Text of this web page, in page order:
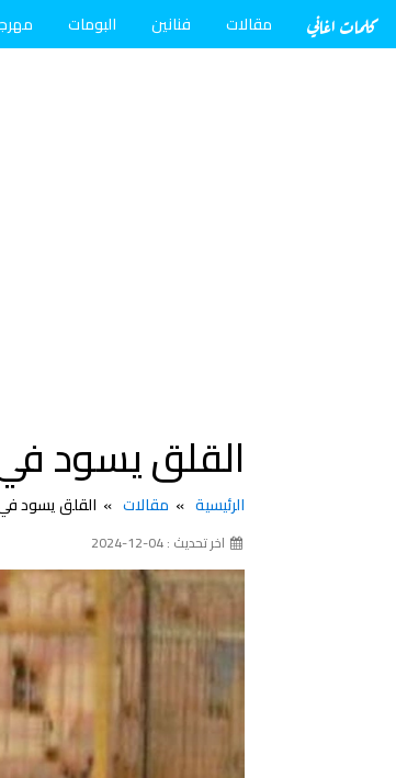
كلمات اغاني مقالات فنانين البومات
القلق يسود
الرئيسية مقالات القلق يسود
اخر تحديث : 04-12-2024